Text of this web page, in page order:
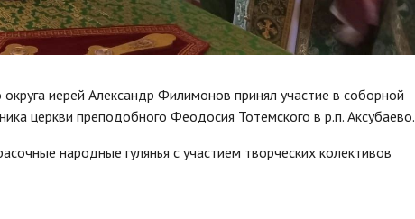
иерей Александр Филимонов принял участие в соборной
церкви преподобного Феодосия Тотемского в р.п. Аксубаево.
народные гулянья с участием творческих колективов